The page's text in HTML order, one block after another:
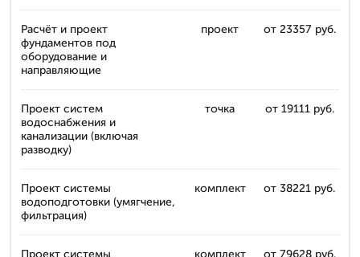
Расчёт и проект
фундаментов под
оборудование и
направляющие
проект от 23357 руб.
Проект систем
водоснабжения и
канализации (включая
разводку)
точка от 19111 руб.
Проект системы
водоподготовки (умягчение,
фильтрация)
комплект от 38221 руб.
Проект системы
комплект от 79628 руб.